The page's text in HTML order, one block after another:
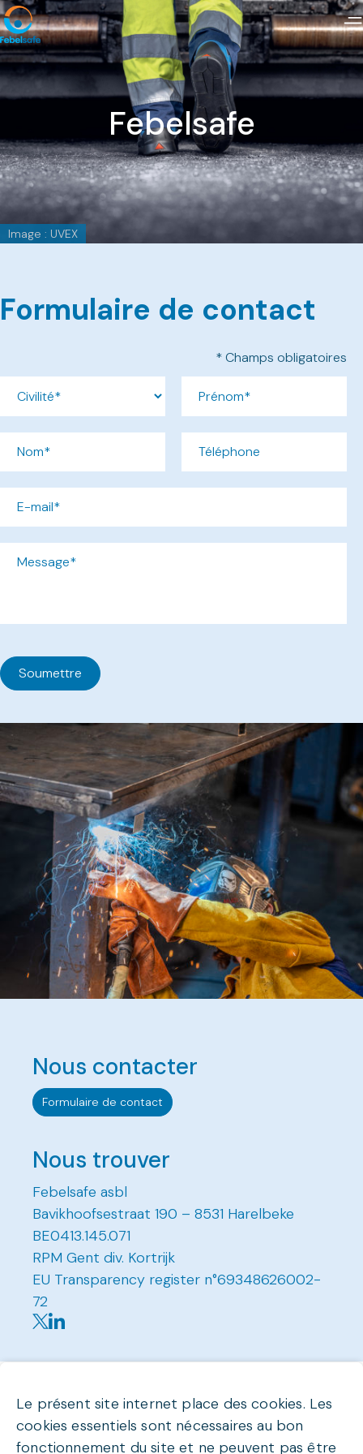
Febelsafe
Image : UVEX
Formulaire de contact
* Champs obligatoires
Nous contacter
Formulaire de contact
Nous trouver
Febelsafe asbl
Bavikhoofsestraat 190 – 8531 Harelbeke
BE0413.145.071
RPM Gent div. Kortrijk
EU Transparency register n°69348626002-
72
Le présent site internet place des cookies. Les
cookies essentiels sont nécessaires au bon
fonctionnement du site et ne peuvent pas être